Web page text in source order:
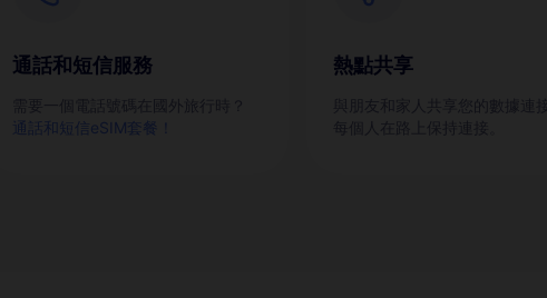
通話和短信服務
通話和短信eSIM套餐！
熱點共享